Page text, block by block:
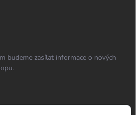
budeme zasílat informace o nových